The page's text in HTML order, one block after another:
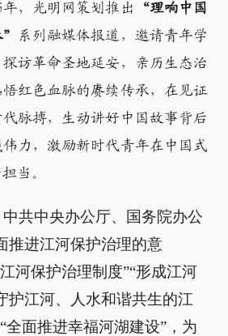
年，光明网策划推出
“理响中国
系列融媒体报道，邀请青年学
访革命圣地延安，亲历生态治
红色血脉的赓续传承，在见证
脉搏，生动讲好中国故事背后
力，激励新时代青年在中国式
当。
共中央办公厅、国务院办公
推进江河保护治理的意
河保护治理制度”“形成江河
护江河、人水和谐共生的江
全面推进幸福河湖建设”，为